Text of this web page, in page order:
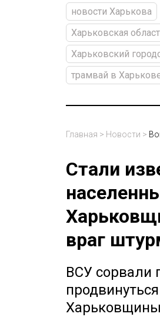
новости Харькова
Харьковская
Харьковский
трамвай в
Главная > Новости >
Стали
враг
ВСУ сорвали
Харьковщины